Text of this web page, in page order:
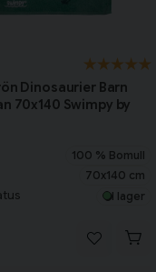
Dinosaurier Barn
70x140 Swimpy by
100 % Bomull
70x140 cm
I lager